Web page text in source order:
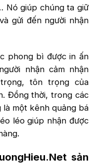
Nó giúp chúng ta giữ
gửi đến người nhận
phong bì được in ấn
nhận cảm nhận
tôn trọng của
Đồng thời, trong các
một kênh quảng bá
léo giúp nhận được
sản